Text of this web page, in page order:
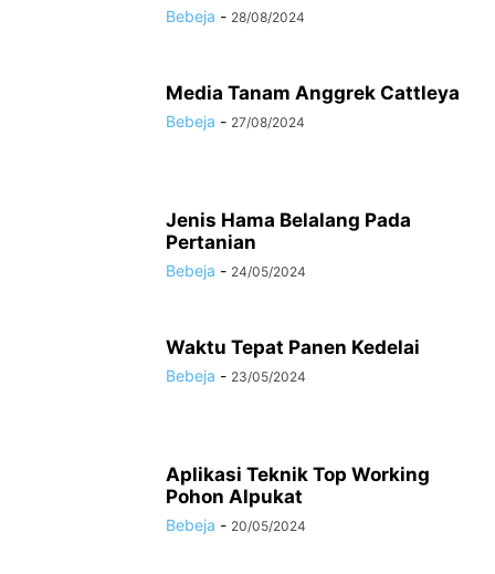
Bebeja - 28/08/2024
Media Tanam Anggrek Cattleya
Bebeja - 27/08/2024
Jenis Hama Belalang Pada
Pertanian
Bebeja - 24/05/2024
Waktu Tepat Panen Kedelai
Bebeja - 23/05/2024
Aplikasi Teknik Top Working
Pohon Alpukat
Bebeja - 20/05/2024